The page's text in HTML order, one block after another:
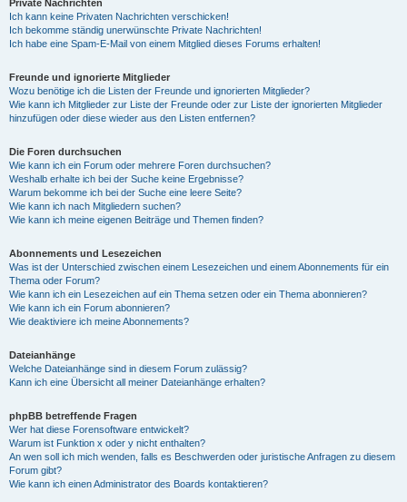
Private Nachrichten
Ich kann keine Privaten Nachrichten verschicken!
Ich bekomme ständig unerwünschte Private Nachrichten!
Ich habe eine Spam-E-Mail von einem Mitglied dieses Forums erhalten!
Freunde und ignorierte Mitglieder
Wozu benötige ich die Listen der Freunde und ignorierten Mitglieder?
Wie kann ich Mitglieder zur Liste der Freunde oder zur Liste der ignorierten Mitglieder
hinzufügen oder diese wieder aus den Listen entfernen?
Die Foren durchsuchen
Wie kann ich ein Forum oder mehrere Foren durchsuchen?
Weshalb erhalte ich bei der Suche keine Ergebnisse?
Warum bekomme ich bei der Suche eine leere Seite?
Wie kann ich nach Mitgliedern suchen?
Wie kann ich meine eigenen Beiträge und Themen finden?
Abonnements und Lesezeichen
Was ist der Unterschied zwischen einem Lesezeichen und einem Abonnements für ein
Thema oder Forum?
Wie kann ich ein Lesezeichen auf ein Thema setzen oder ein Thema abonnieren?
Wie kann ich ein Forum abonnieren?
Wie deaktiviere ich meine Abonnements?
Dateianhänge
Welche Dateianhänge sind in diesem Forum zulässig?
Kann ich eine Übersicht all meiner Dateianhänge erhalten?
phpBB betreffende Fragen
Wer hat diese Forensoftware entwickelt?
Warum ist Funktion x oder y nicht enthalten?
An wen soll ich mich wenden, falls es Beschwerden oder juristische Anfragen zu diesem
Forum gibt?
Wie kann ich einen Administrator des Boards kontaktieren?